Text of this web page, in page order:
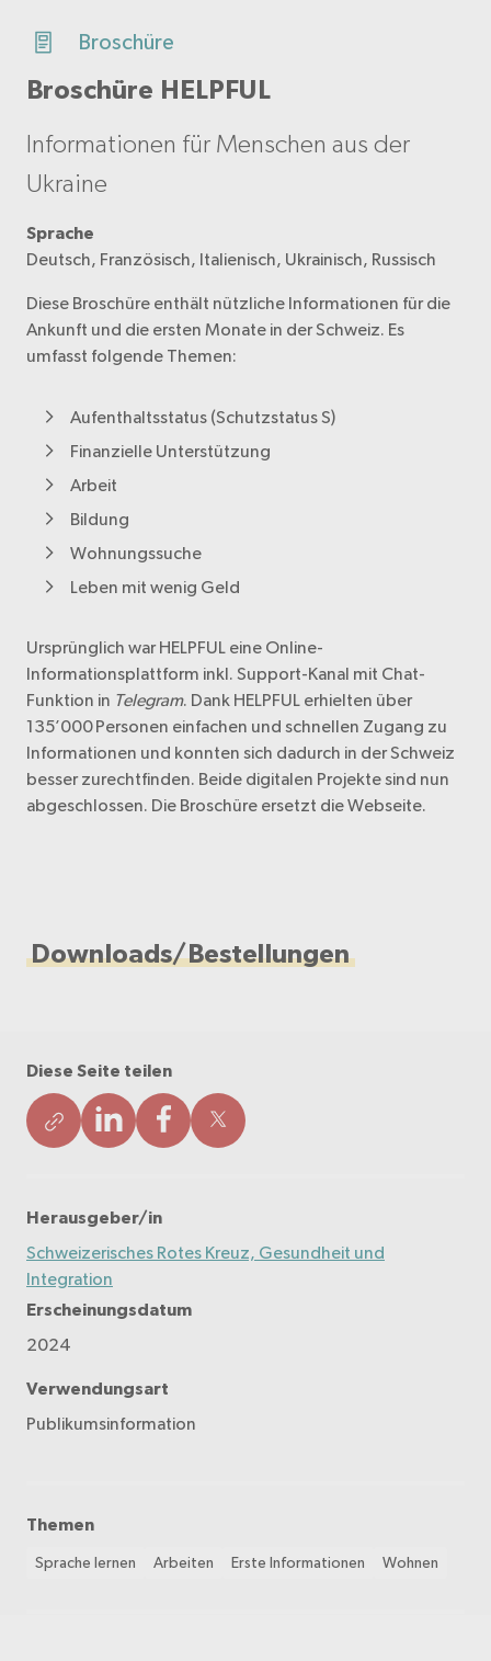
Broschüre
Broschüre HELPFUL
Informationen für Menschen aus der
Ukraine
Sprache
Deutsch, Französisch, Italienisch, Ukrainisch, Russisch
Diese Broschüre enthält nützliche Informationen für die
Ankunft und die ersten Monate in der Schweiz. Es
umfasst folgende Themen:
Aufenthaltsstatus (Schutzstatus S)
Finanzielle Unterstützung
Arbeit
Bildung
Wohnungssuche
Leben mit wenig Geld
Ursprünglich war HELPFUL eine Online-
Informationsplattform inkl. Support-Kanal mit Chat-
Funktion in Telegram. Dank HELPFUL erhielten über
135’000 Personen einfachen und schnellen Zugang zu
Informationen und konnten sich dadurch in der Schweiz
besser zurechtfinden. Beide digitalen Projekte sind nun
abgeschlossen. Die Broschüre ersetzt die Webseite.
Downloads/Bestellungen
Diese Seite teilen
Herausgeber/in
Schweizerisches Rotes Kreuz, Gesundheit und
Integration
Erscheinungsdatum
2024
Verwendungsart
Publikumsinformation
Themen
Sprache lernen Arbeiten Erste Informationen Wohnen